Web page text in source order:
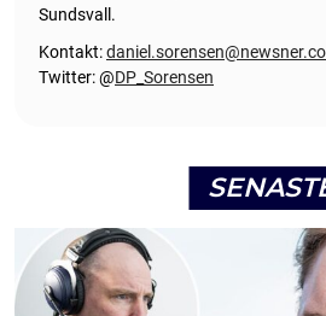
Sundsvall.
Kontakt:
Twitter: @DP_Sorensen